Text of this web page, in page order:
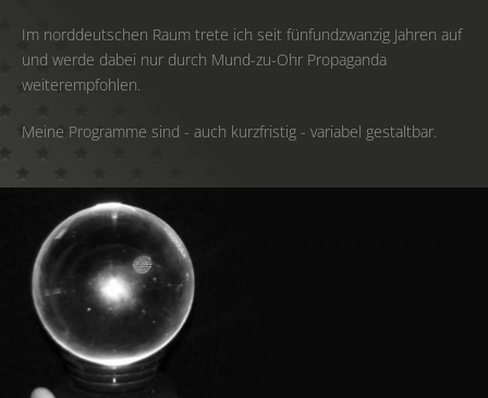
Im norddeutschen Raum trete ich seit fünfundzwanzig Jahren auf
und werde dabei nur durch Mund-zu-Ohr Propaganda
weiterempfohlen.
Meine Programme sind - auch kurzfristig - variabel gestaltbar.